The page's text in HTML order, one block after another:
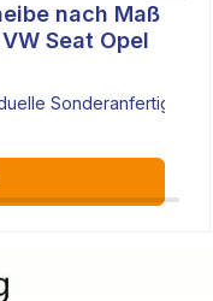
nach Maß
Seat Opel
Sonderanfertigung